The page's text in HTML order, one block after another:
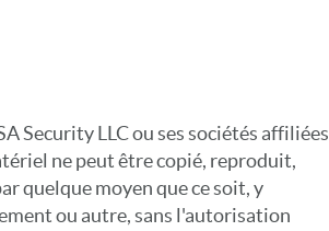
Security LLC ou ses sociétés affiliées
ne peut être copié, reproduit,
quelque moyen que ce soit, y
ou autre, sans l'autorisation